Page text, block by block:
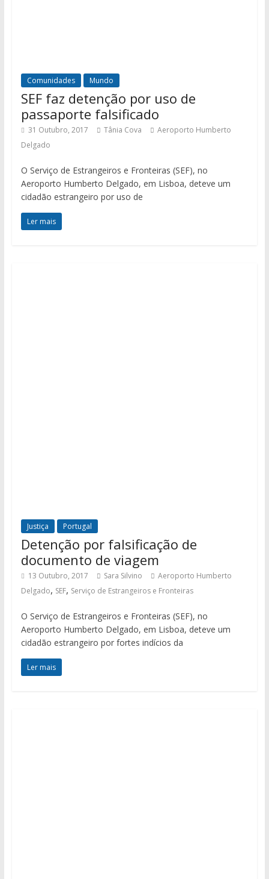
Comunidades Mundo
SEF faz detenção por uso de
passaporte falsificado
31 Outubro, 2017 Tânia Cova
Aeroporto Humberto
Delgado
O Serviço de Estrangeiros e Fronteiras (SEF), no
Aeroporto Humberto Delgado, em Lisboa, deteve um
cidadão estrangeiro por uso de
Ler mais
Justiça Portugal
Detenção por falsificação de
documento de viagem
13 Outubro, 2017 Sara Silvino
Aeroporto Humberto
Delgado, SEF, Serviço de Estrangeiros e Fronteiras
O Serviço de Estrangeiros e Fronteiras (SEF), no
Aeroporto Humberto Delgado, em Lisboa, deteve um
cidadão estrangeiro por fortes indícios da
Ler mais